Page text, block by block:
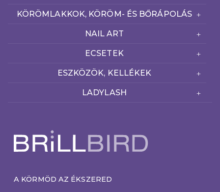
KÖRÖMLAKKOK, KÖRÖM- ÉS BŐRÁPOLÁS
NAIL ART
ECSETEK
ESZKÖZÖK, KELLÉKEK
LADYLASH
A KÖRMÖD AZ ÉKSZERED